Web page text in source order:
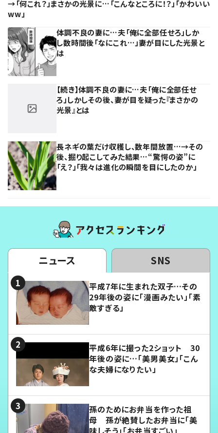
→「何これ？」まさかの光景に…「こんなところに！？」「かわいい
ww」
体調不良の妻に…夫「俺に全部任せろ」しか
し数時間後「なにこれ…」妻が目にした光景と
は
【続き】体調不良の妻に…夫「俺に全部任せ
ろ」しかしその後、妻が目を疑った『まさかの
光景』とは
長ネギの葉だけ収穫し、数年間放置…→その
後、掘り起こしてみた結果…“驚愕の姿”に
「え？」「我々は進化の瞬間を目にしたのか」
ニュース SNS
平成7年に生まれた双子…その
29年後の姿に「漫画みたい」「素
敵すぎる」
平成6年に撮った2ショット 30
年後の姿に…「美男美女」「こん
な夫婦になりたい」
孫のためにお弁当を作った祖
母 孫が絶賛したお弁当に「美